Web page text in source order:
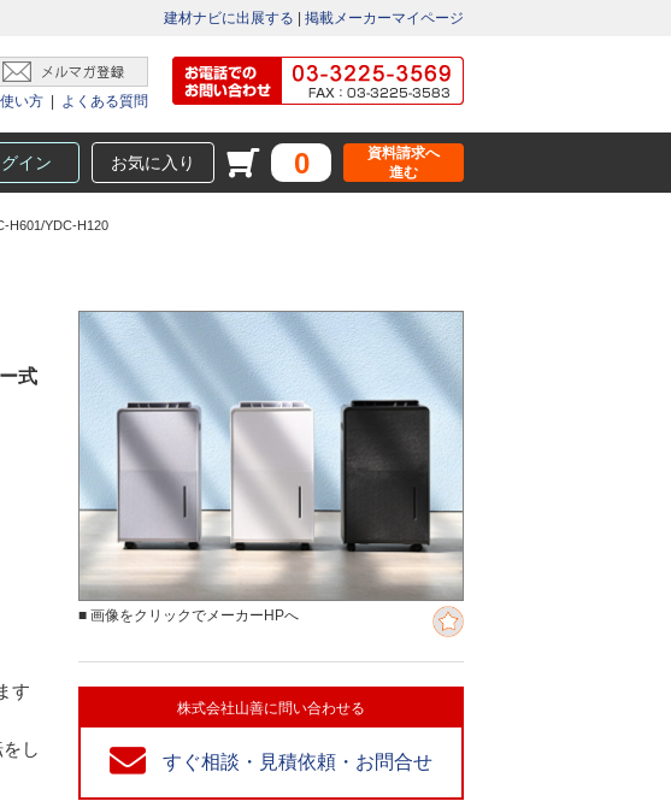
建材ナビに出展する 掲載メーカーマイページ
い方 よくある質問
イン お気に入り 0
資料請求へ
進む
H601/YDC-H120
式
す
し
■ 画像をクリックでメーカーHPへ
株式会社山善に問い合わせる
すぐ相談・見積依頼・お問合せ